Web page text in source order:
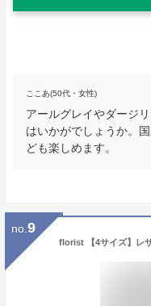
ここあ(50代・女性)
アールグレイやダージ
はいかがでしょうか。
ども楽しめます。
no. 9